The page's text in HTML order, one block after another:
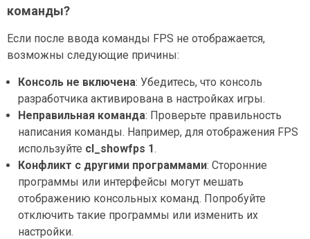
команды?
Если после ввода команды FPS не отображается,
возможны следующие причины:
Консоль не включена: Убедитесь, что консоль
разработчика активирована в настройках игры.
Неправильная команда: Проверьте правильность
написания команды. Например, для отображения FPS
используйте cl_showfps 1.
Конфликт с другими программами: Сторонние
программы или интерфейсы могут мешать
отображению консольных команд. Попробуйте
отключить такие программы или изменить их
настройки.